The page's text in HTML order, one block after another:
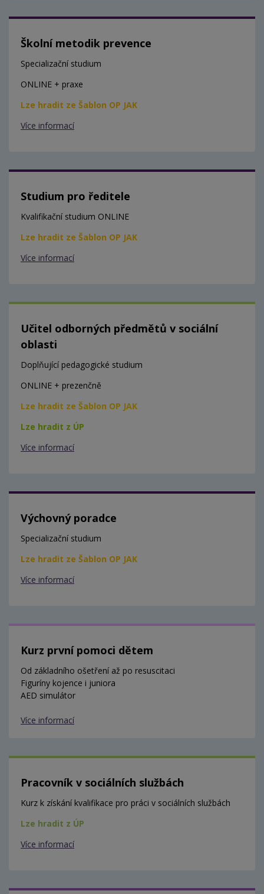
Školní metodik prevence
Specializační studium
ONLINE + praxe
Lze hradit ze Šablon OP JAK
Více informací
Studium pro ředitele
Kvalifikační studium ONLINE
Lze hradit ze Šablon OP JAK
Více informací
Učitel odborných předmětů v sociální
oblasti
Doplňující pedagogické studium
ONLINE + prezenčně
Lze hradit ze Šablon OP JAK
Lze hradit z ÚP
Více informací
Výchovný poradce
Specializační studium
Lze hradit ze Šablon OP JAK
Více informací
Kurz první pomoci dětem
Od základního ošetření až po resuscitaci
Figuríny kojence i juniora
AED simulátor
Více informací
Pracovník v sociálních službách
Kurz k získání kvalifikace pro práci v sociálních službách
Lze hradit z ÚP
Více informací